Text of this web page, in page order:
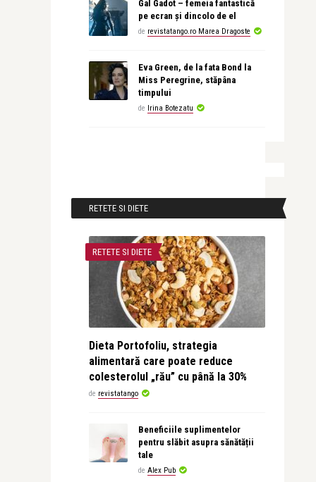
Gal Gadot – femeia fantastică
pe ecran și dincolo de el
de revistatango.ro Marea Dragoste
Eva Green, de la fata Bond la
Miss Peregrine, stăpâna
timpului
de Irina Botezatu
RETETE SI DIETE
RETETE SI DIETE
Dieta Portofoliu, strategia
alimentară care poate reduce
colesterolul „rău” cu până la 30%
de revistatango
Beneficiile suplimentelor
pentru slăbit asupra sănătății
tale
de Alex Pub